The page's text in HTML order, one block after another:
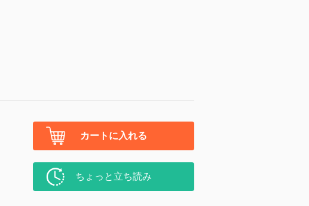
カートに入れる
ちょっと立ち読み